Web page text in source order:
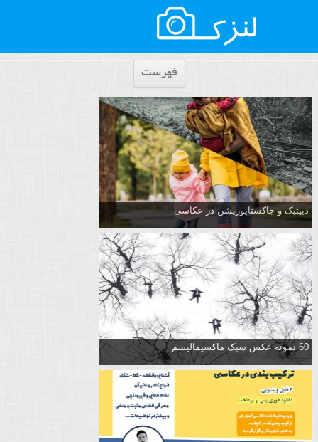
فهرست
دیپتیک و جاکستا‌پوزیشن در عکاسی
60 نمونه عکس سبک ماکسیمالیسم